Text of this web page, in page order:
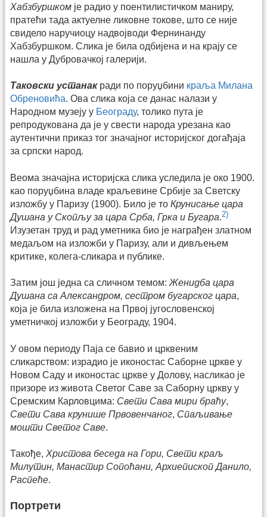
Хабзбуршком је радио у поентилистичком маниру,
пратећи тада актуелне ликовне токове, што се није
свидело наручиоцу надвојводи Фернинанду
Хабзбуршком. Слика је била одбијена и на крају се
нашла у Дубровачкој галерији.
Таковски устанакради по поруџбини краља Милана
Обреновића. Ова слика која се данас налази у
Народном музеју у Београду, толико пута је
репродукована да је у свести народа урезана као
аутентични приказ тог значајног историјског догађаја
за српски народ.
Веома значајна историјска слика уследила је око 1900.
као поруџбина владе краљевине Србије за Светску
изложбу у Паризу (1900). Било је то Крунисање цара
Душана у Скопљу за цара Срба, Грка и Бугара.2)
Изузетан труд и рад уметника био је награђен златном
медаљом на изложби у Паризу, али и дивљењем
критике, колега-сликара и публике.
Затим још једна са сличном темом: Женидба цара
Душана са Александром, сестром бугарског цара,
која је била изложена на Првој југословенској
уметничкој изложби у Београду, 1904.
У овом периоду Паја се бавио и црквеним
сликарством: израдио је иконостас Саборне цркве у
Новом Саду и иконостас цркве у Долову, насликао је
призоре из живота Светог Саве за Саборну цркву у
Сремским Карловцима: Свети Сава мири браћу,
Свети Сава крунише Првовенчаног, Спаљивање
мошти Светог Саве.
Такође, Христова беседа на Гори, Свети краљ
Милутин, Манастир Сопоћани, Архиепископ Данило,
Распеће.
Портрети